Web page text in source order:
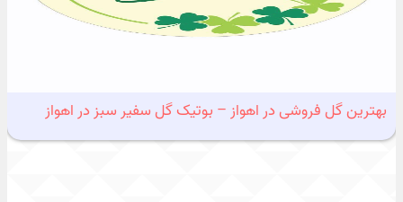
بهترین گل فروشی در اهواز – بوتیک گل سفیر سبز در اهواز